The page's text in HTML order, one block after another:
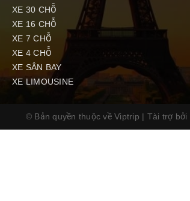
XE 30 CHỖ
XE 16 CHỖ
XE 7 CHỖ
XE 4 CHỖ
XE SÂN BAY
XE LIMOUSINE
© Bản quyền thuộc về Viptrip | Tài trợ bởi